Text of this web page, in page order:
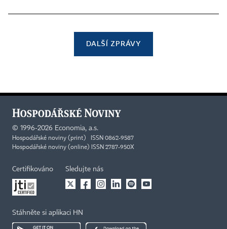
DALŠÍ ZPRÁVY
© 1996-2026 Economia, a.s.
Hospodářské noviny (print) ISSN 0862-9587
Hospodářské noviny (online) ISSN 2787-950X
Certifikováno Sledujte nás
Stáhněte si aplikaci HN